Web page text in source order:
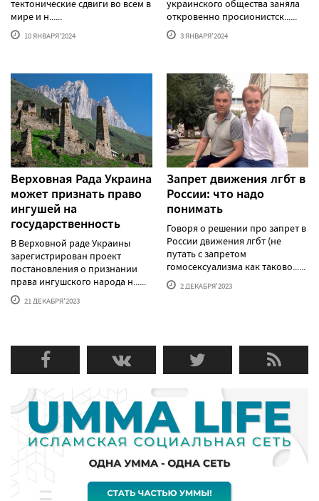
тектонические сдвиги во всем в
мире и н......
10 ЯНВАРЯ'2024
украинского общества заняла
откровенно просионистск......
3 ЯНВАРЯ'2024
Верховная Рада Украина
может признать право
ингушей на
государственность
В Верховной раде Украины
зарегистрирован проект
постановления о признании
права ингушского народа н......
21 ДЕКАБРЯ'2023
Запрет движения лгбт в
России: что надо
понимать
Говоря о решении про запрет в
России движения лгбт (не
путать с запретом
гомосексуализма как таково......
2 ДЕКАБРЯ'2023